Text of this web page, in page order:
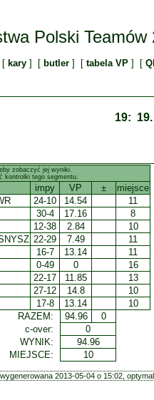
Polski Teamów
kary ] [ butler ] [ tabela VP ] [
19:
zobaczyć jej wyniki.
kontrolki tego segmentu.
impy VP ±
miejsce
24-10 14.54
11
30-4 17.16
8
12-38 2.84
10
22-29 7.49
11
16-7 13.14
11
0-49 0
16
22-17 11.85
13
27-12 14.8
10
17-8 13.14
10
RAZEM:
94.96
0
c-over:
0
WYNIK:
94.96
MIEJSCE:
10
2013-05-04 o 15:02,